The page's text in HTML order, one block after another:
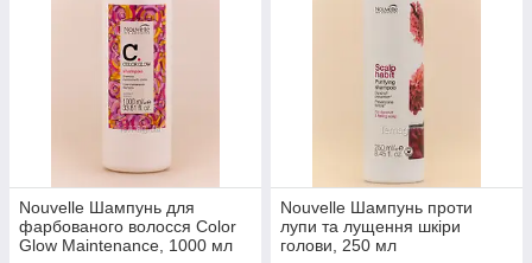
Nouvelle Шампунь для
фарбованого волосся Color
Glow Maintenance, 1000 мл
Nouvelle Шампунь проти
лупи та лущення шкіри
голови, 250 мл